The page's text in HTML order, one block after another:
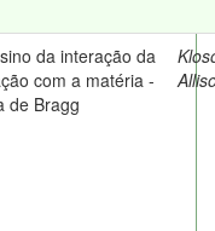
da interação da
com a matéria -
de Bragg